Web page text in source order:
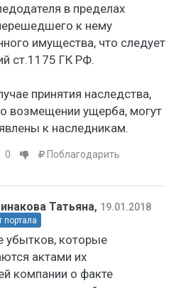
в пределах
к нему
имущества, что следует
ст.1175 ГК РФ.
принятия наследства,
возмещении ущерба, могут
к наследникам.
0 Поблагодарить
Татьяна, 19.01.2018
портала
убытков, которые
актами их
компании о факте